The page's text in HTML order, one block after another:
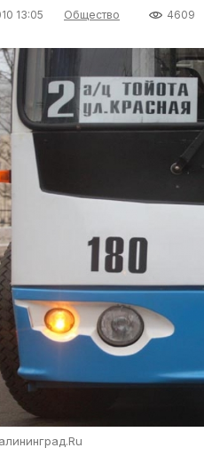
13:05 Общество 4609